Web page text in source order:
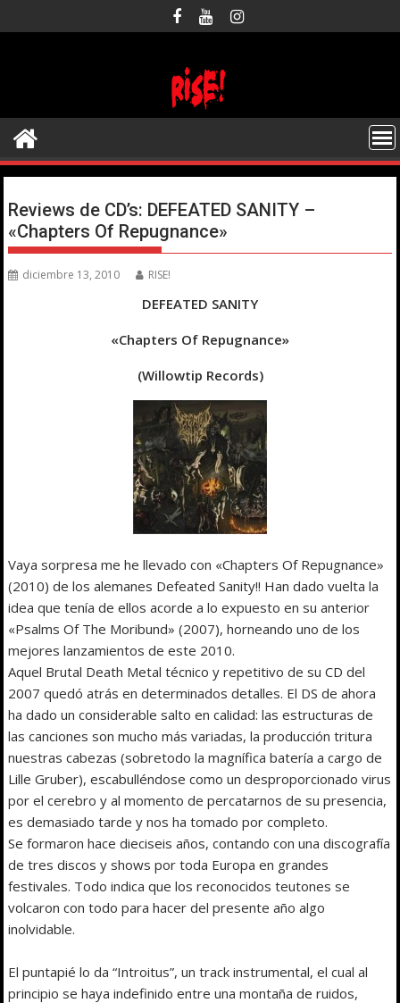
al
Reviews de CD’s: DEFEATED SANITY –
«Chapters Of Repugnance»
diciembre 13, 2010 RISE!
DEFEATED SANITY
«Chapters Of Repugnance»
(Willowtip Records)
Vaya sorpresa me he llevado con «Chapters Of Repugnance»
(2010) de los alemanes Defeated Sanity!! Han dado vuelta la
idea que tenía de ellos acorde a lo expuesto en su anterior
«Psalms Of The Moribund» (2007), horneando uno de los
mejores lanzamientos de este 2010.
Aquel Brutal Death Metal técnico y repetitivo de su CD del
2007 quedó atrás en determinados detalles. El DS de ahora
ha dado un considerable salto en calidad: las estructuras de
las canciones son mucho más variadas, la producción tritura
nuestras cabezas (sobretodo la magnífica batería a cargo de
Lille Gruber), escabulléndose como un desproporcionado virus
por el cerebro y al momento de percatarnos de su presencia,
es demasiado tarde y nos ha tomado por completo.
Se formaron hace dieciseis años, contando con una discografía
de tres discos y shows por toda Europa en grandes
festivales. Todo indica que los reconocidos teutones se
volcaron con todo para hacer del presente año algo
inolvidable.
El puntapié lo da “Introitus”, un track instrumental, el cual al
principio se haya indefinido entre una montaña de ruidos,